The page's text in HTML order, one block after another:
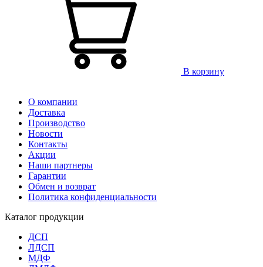
В корзину
О компании
Доставка
Производство
Новости
Контакты
Акции
Наши партнеры
Гарантии
Обмен и возврат
Политика конфиденциальности
Каталог продукции
ДСП
ЛДСП
МДФ